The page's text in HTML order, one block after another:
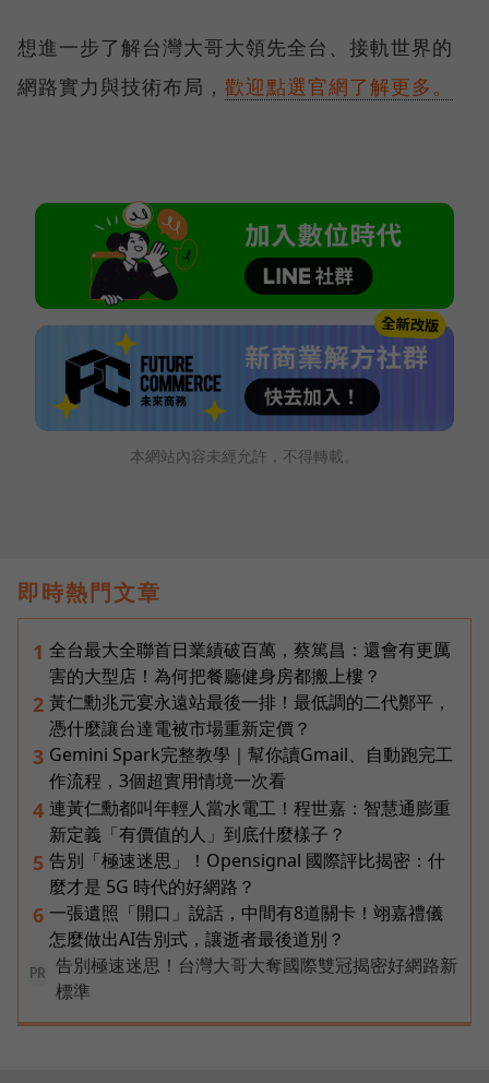
想進一步了解台灣大哥大領先全台、接軌世界的
網路實力與技術布局， 歡迎點選官網了解更多。
本網站內容未經允許，不得轉載。
即時熱門文章
1 全台最大全聯首日業績破百萬，蔡篤昌：還會有更厲
害的大型店！為何把餐廳健身房都搬上樓？
2 黃仁勳兆元宴永遠站最後一排！最低調的二代鄭平，
憑什麼讓台達電被市場重新定價？
3 Gemini Spark完整教學｜幫你讀Gmail、自動跑完工
作流程，3個超實用情境一次看
4 連黃仁勳都叫年輕人當水電工！程世嘉：智慧通膨重
新定義「有價值的人」到底什麼樣子？
5 告別「極速迷思」！Opensignal 國際評比揭密：什
麼才是 5G 時代的好網路？
6 一張遺照「開口」說話，中間有8道關卡！翊嘉禮儀
怎麼做出AI告別式，讓逝者最後道別？
PR
告別極速迷思！台灣大哥大奪國際雙冠揭密好網路新
標準